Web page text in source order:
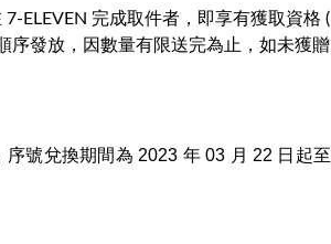
ELEVEN 完成取件者，即享有獲取資格 (
序發放，因數量有限送完為止，如未獲贈
號兌換期間為 2023 年 03 月 22 日起至